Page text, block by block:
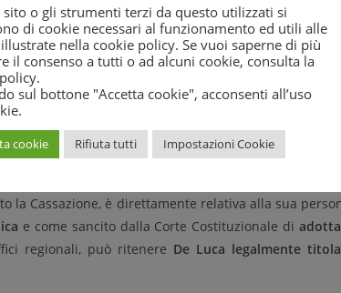
la Cassazione, è direttamente relativa alla sua
e come sancito dalla Corte Costituzionale di
regionali, può ritenere De Luca legalmente
sito o gli strumenti terzi da questo utilizzati si
di cookie necessari al funzionamento ed utili alle
nella cookie policy. Se vuoi saperne di più
il consenso a tutti o ad alcuni cookie, consulta la
.
sul bottone "Accetta cookie", acconsenti all’uso
cookie Rifiuta tutti Impostazioni Cookie